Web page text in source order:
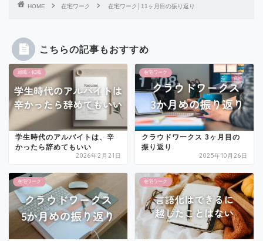
HOME 在宅ワーク 在宅ワーク│11ヶ月目の振り返り
こちらの記事もおすすめ
就職・転職
学生時代のアルバイトは、辛
かったら辞めてもいい
2026年2月21日
在宅ワーク
クラウドワークス 3ヶ月目の
振り返り
2025年10月26日
在宅ワーク 在宅ワーク